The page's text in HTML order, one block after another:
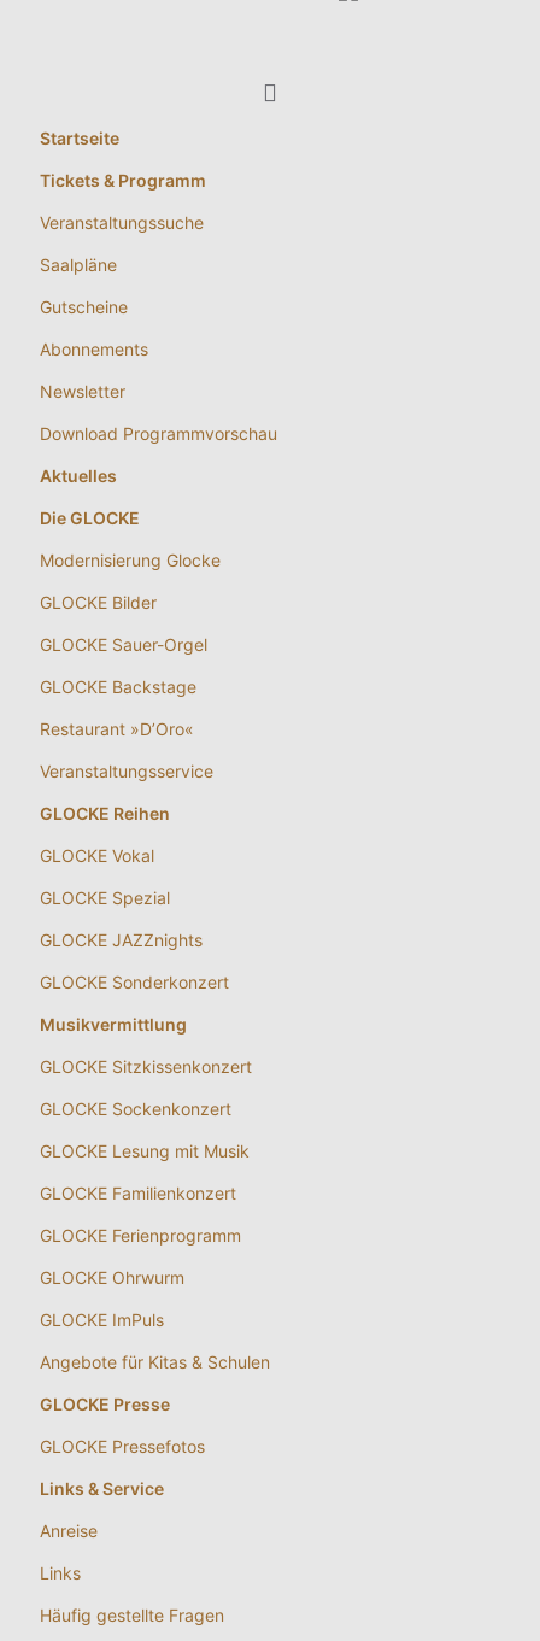
Startseite
Tickets & Programm
Veranstaltungssuche
Saalpläne
Gutscheine
Abonnements
Newsletter
Download Programmvorschau
Aktuelles
Die GLOCKE
Modernisierung Glocke
GLOCKE Bilder
GLOCKE Sauer-Orgel
GLOCKE Backstage
Restaurant »D’Oro«
Veranstaltungsservice
GLOCKE Reihen
GLOCKE Vokal
GLOCKE Spezial
GLOCKE JAZZnights
GLOCKE Sonderkonzert
Musikvermittlung
GLOCKE Sitzkissenkonzert
GLOCKE Sockenkonzert
GLOCKE Lesung mit Musik
GLOCKE Familienkonzert
GLOCKE Ferienprogramm
GLOCKE Ohrwurm
GLOCKE ImPuls
Angebote für Kitas & Schulen
GLOCKE Presse
GLOCKE Pressefotos
Links & Service
Anreise
Links
Häufig gestellte Fragen